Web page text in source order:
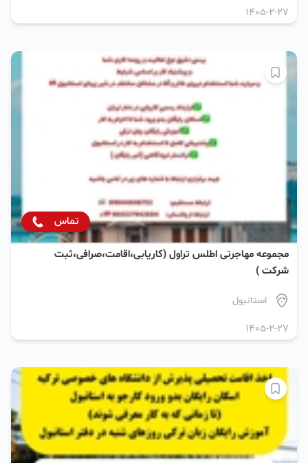
1405-2-27
تماس
مجموعه مهاجرتی اطلس تراول (کاریابی،اقامت،صرافی،ثبت
شرکت )
استانبول
1405-2-27